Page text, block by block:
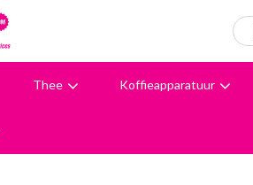
Thee Koffieapparatuur